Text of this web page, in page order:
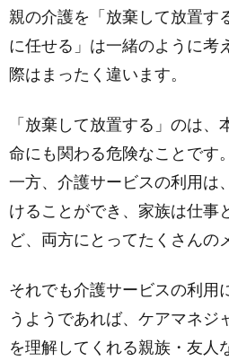
親の介護を「放棄して放置す
に任せる」は一緒のように考
際はまったく違います。
「放棄して放置する」のは
命にも関わる危険なことです。
一方、介護サービスの利用は
けることができ、家族は仕事
ど、両方にとってたくさんの
それでも介護サービスの利用
うようであれば、ケアマネジ
を理解してくれる親族・友人